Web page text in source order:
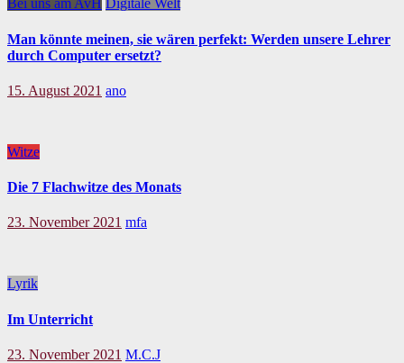
Bei uns am AvH Digitale Welt
Man könnte meinen, sie wären perfekt: Werden unsere Lehrer
durch Computer ersetzt?
15. August 2021 ano
Witze
Die 7 Flachwitze des Monats
23. November 2021 mfa
Lyrik
Im Unterricht
23. November 2021 M.C.J